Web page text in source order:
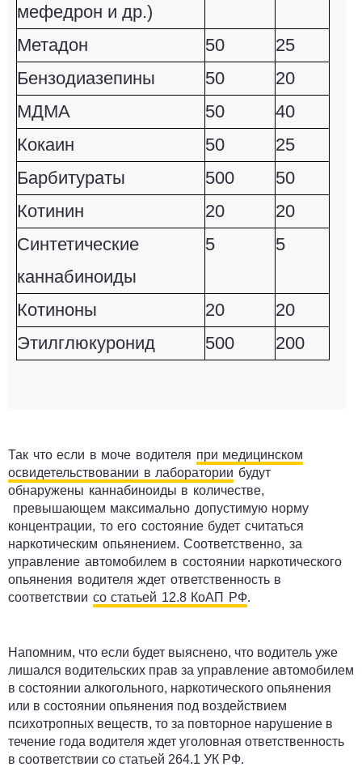
мефедрон и др.)
Метадон 50
25
Бензодиазепины
50
20
МДМА
50
40
Кокаин
50
25
Барбитураты
500
50
Котинин
20
20
Синтетические
каннабиноиды
5 5
Котиноны 20
20
Этилглюкуронид
500 200
Так что если в моче водителя при медицинском
освидетельствовании в лаборатории будут
обнаружены каннабиноиды в количестве,
превышающем максимально допустимую норму
концентрации, то его состояние будет считаться
наркотическим опьянением. Соответственно, за
управление автомобилем в состоянии наркотического
опьянения водителя ждет ответственность в
соответствии со статьей 12.8 КоАП РФ.
Напомним, что если будет выяснено, что водитель уже
лишался водительских прав за управление автомобилем
в состоянии алкогольного, наркотического опьянения
или в состоянии опьянения под воздействием
психотропных веществ, то за повторное нарушение в
течение года водителя ждет уголовная ответственность
в соответствии со статьей 264.1 УК РФ.